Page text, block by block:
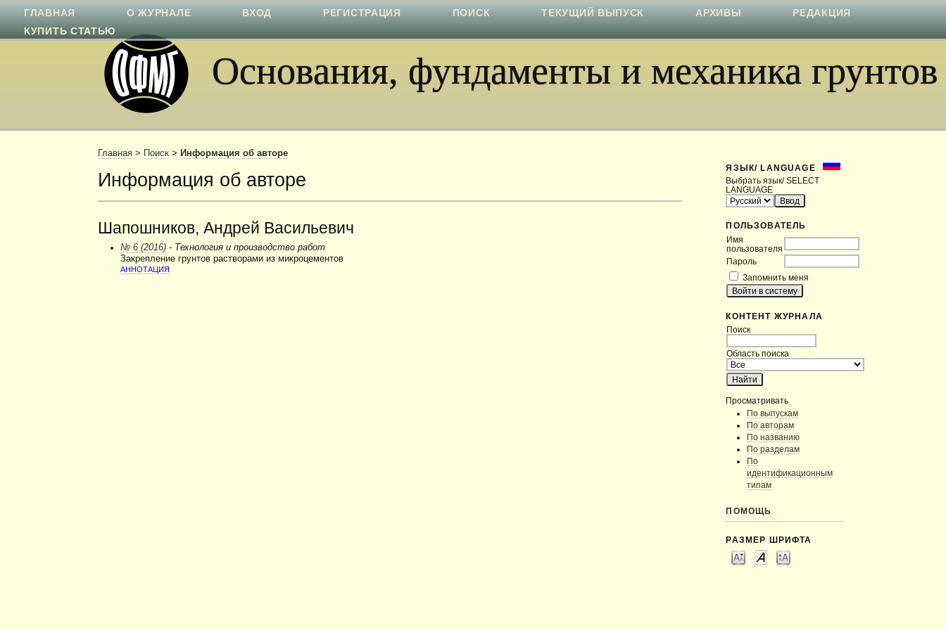
Основания, фундаменты и механика грунтов
ЯЗЫК/ LANGUAGE
Выбрать язык/ SELECT
LANGUAGE
ПОЛЬЗОВАТЕЛЬ
Имя
пользователя
Пароль
Запомнить меня
КОНТЕНТ ЖУРНАЛА
Поиск
Область поиска
Просматривать
По выпускам
По авторам
По названию
По разделам
По
идентификационным
типам
ПОМОЩЬ
РАЗМЕР ШРИФТА
ГЛАВНАЯ О ЖУРНАЛЕ ВХОД РЕГИСТРАЦИЯ ПОИСК ТЕКУЩИЙ ВЫПУСК АРХИВЫ
РЕДАКЦИЯ
КУПИТЬ СТАТЬЮ
Главная > Поиск > Информация об авторе
Информация об авторе
Шапошников, Андрей Васильевич
№ 6 (2016)- Технология и производство работ
Закрепление грунтов растворами из микроцементов
АННОТАЦИЯ